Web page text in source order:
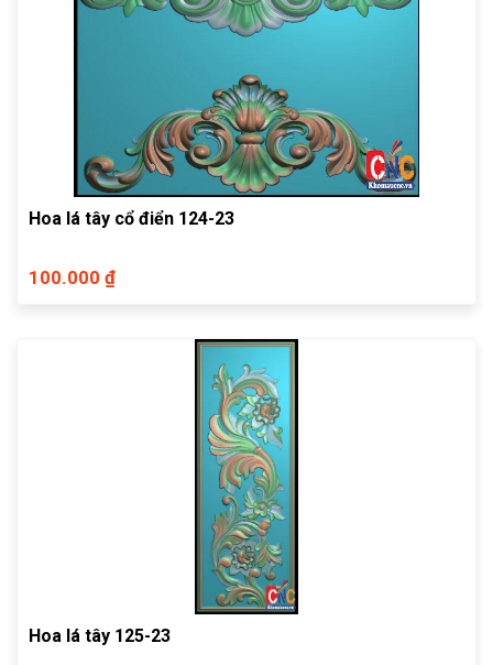
Hoa lá tây cổ điển 124-23
100.000 ₫
Hoa lá tây 125-23